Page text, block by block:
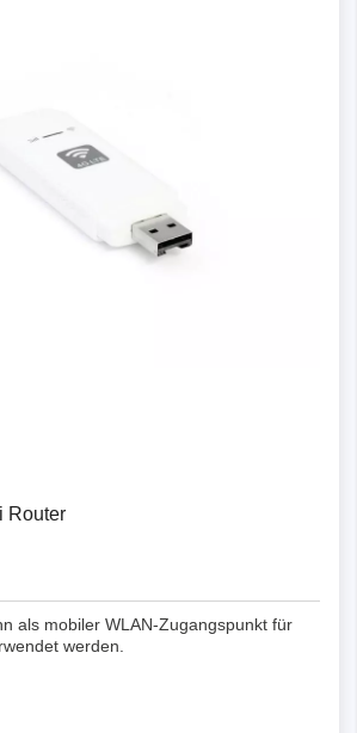
Router
als mobiler WLAN-Zugangspunkt für
werden.